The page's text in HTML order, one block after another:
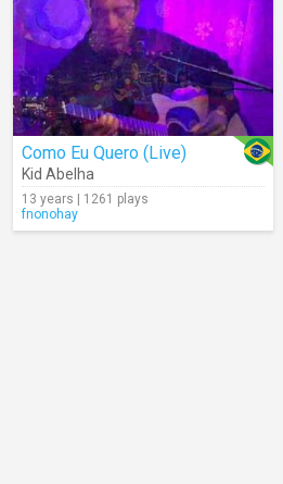
Como Eu Quero (Live)
Kid Abelha
13 years | 1261 plays
fnonohay